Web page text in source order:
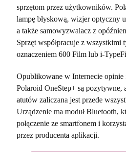
sprzętom przez użytkowników.
lampę błyskową, wizjer optyczny
a także samowyzwalacz z
Sprzęt współpracuje z wszystkimi
oznaczeniem 600 Film lub i-
Opublikowane w Internecie opinie
Polaroid OneStep+ są pozytywne,
atutów zaliczana jest przede
Urządzenie ma moduł Bluetooth,
połączenie ze smartfonem i
przez producenta aplikacji.